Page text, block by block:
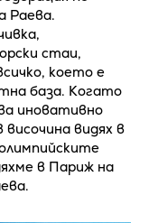
Раева.
стаи,
което е
база. Когато
иновативно
видях в
в Париж на